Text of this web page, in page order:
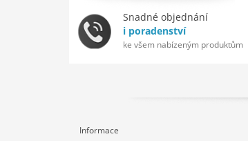
Snadné objednání
i poradenství
ke všem nabízeným produktům
Informace